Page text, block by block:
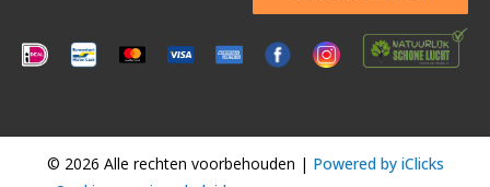
© 2026 Alle rechten voorbehouden | Powered by iClicks